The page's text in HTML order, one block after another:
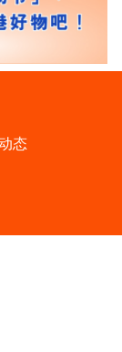
态